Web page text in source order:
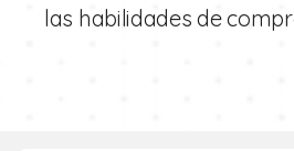
las habilidades de